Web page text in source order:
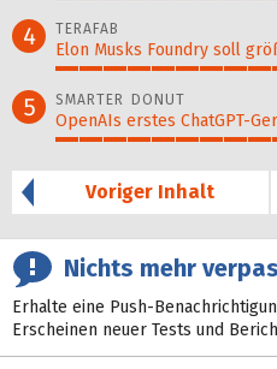
94%
4 TERAFAB
Elon Musks Foundry soll
82%
5 SMARTER DONUT
OpenAIs erstes ChatGPT-
54%
Voriger Inhalt
Nichts mehr
Erhalte eine Push-
Erscheinen neuer Tests und